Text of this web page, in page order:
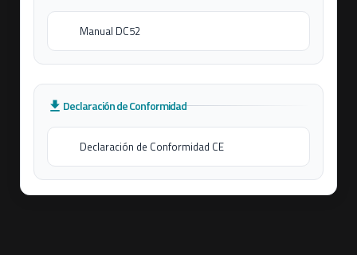
Manual DC52
Declaración de Conformidad
Declaración de Conformidad CE